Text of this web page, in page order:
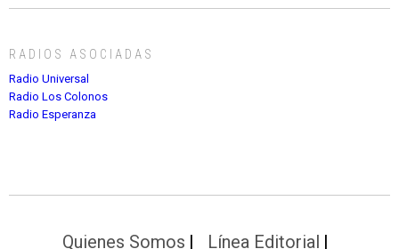
RADIOS ASOCIADAS
Radio Universal
Radio Los Colonos
Radio Esperanza
Quienes Somos Línea Editorial